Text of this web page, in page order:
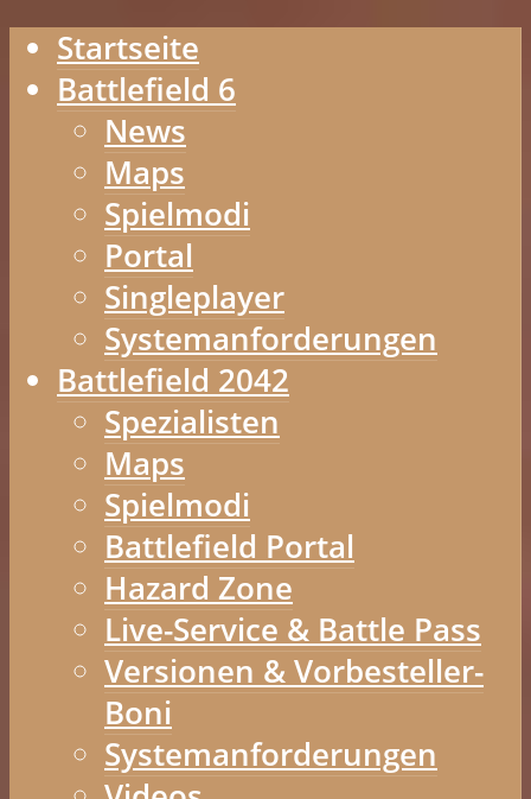
Startseite
Battlefield 6
News
Maps
Spielmodi
Portal
Singleplayer
Systemanforderungen
Battlefield 2042
Spezialisten
Maps
Spielmodi
Battlefield Portal
Hazard Zone
Live-Service & Battle Pass
Versionen & Vorbesteller-
Boni
Systemanforderungen